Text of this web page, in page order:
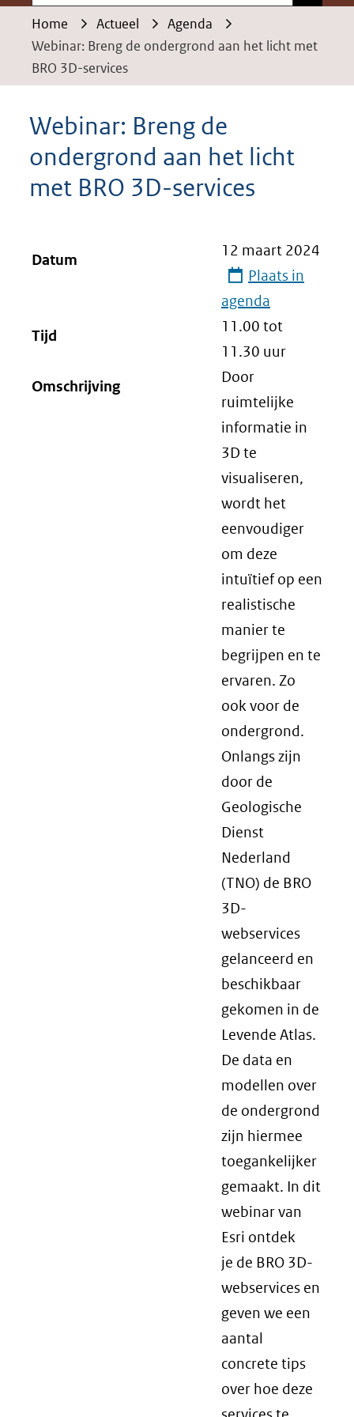
Home Actueel
Agenda
Webinar: Breng de ondergrond aan het licht met
BRO 3D-services
Webinar: Breng de
ondergrond aan het licht
met BRO 3D-services
Datum
12 maart 2024
Plaats in
agenda
Tijd
11.00 tot
11.30 uur
Omschrijving
Door
ruimtelijke
informatie in
3D te
visualiseren,
wordt het
eenvoudiger
om deze
intuïtief op een
realistische
manier te
begrijpen en te
ervaren. Zo
ook voor de
ondergrond.
Onlangs zijn
door de
Geologische
Dienst
Nederland
(TNO) de BRO
3D-
webservices
gelanceerd en
beschikbaar
gekomen in de
Levende Atlas.
De data en
modellen over
de ondergrond
zijn hiermee
toegankelijker
gemaakt. In dit
webinar van
Esri ontdek
je de BRO 3D-
webservices en
geven we een
aantal
concrete tips
over hoe deze